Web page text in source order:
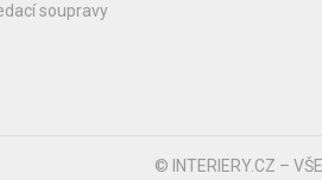
soupravy
© INTERIERY.CZ –